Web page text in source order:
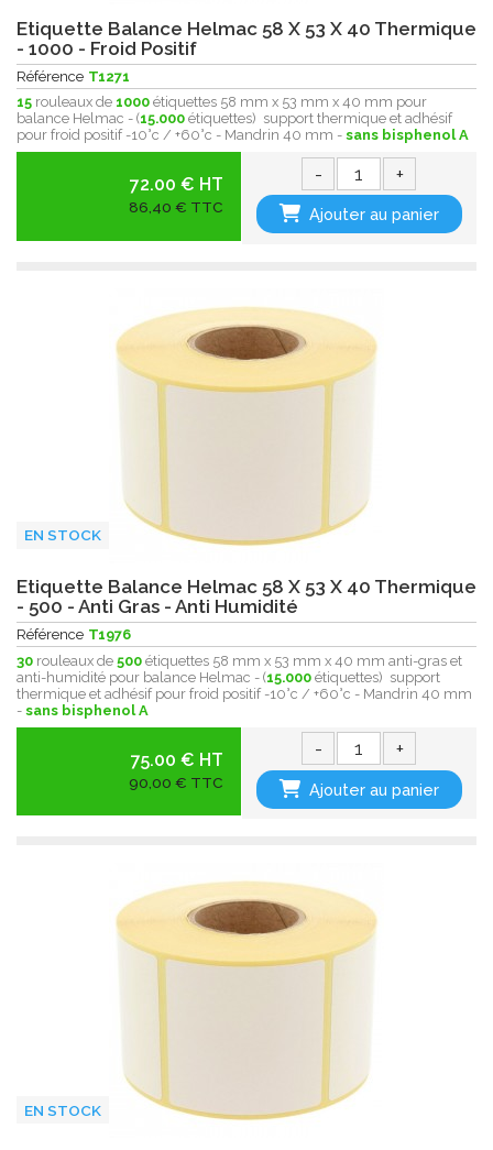
Etiquette Balance Helmac 58 X 53 X 40 Thermique
- 1000 - Froid Positif
Référence T1271
15 rouleaux de 1000 étiquettes 58 mm x 53 mm x 40 mm pour
balance Helmac - (15.000 étiquettes) support thermique et adhésif
pour froid positif -10°c / +60°c - Mandrin 40 mm - sans bisphenol A
72.00 € HT
86,40 € TTC
- +
Ajouter au panier
EN STOCK
Etiquette Balance Helmac 58 X 53 X 40 Thermique
- 500 - Anti Gras - Anti Humidité
Référence T1976
30 rouleaux de 500 étiquettes 58 mm x 53 mm x 40 mm anti-gras et
anti-humidité pour balance Helmac - (15.000 étiquettes) support
thermique et adhésif pour froid positif -10°c / +60°c - Mandrin 40 mm
- sans bisphenol A
75.00 € HT
90,00 € TTC
- +
Ajouter au panier
EN STOCK